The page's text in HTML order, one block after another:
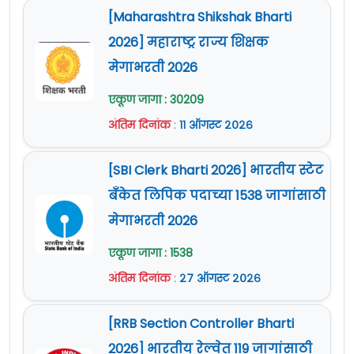
2022 :
या भरतीकरिता अर्ज ऑफलाईन (दिलेल्या
पत्त्यावर) पोस्टाने किंवा समक्ष सादर करावेत.
पत्राद्वारे अर्ज पोहचण्याची अंतिम दिनांक
डिसेंबर २०२२आहे.
अर्जामध्ये माहिती अपूर्ण असल्यास अर्ज अपात्र
अर्जासोबत आवश्यक कागदपत्रे जोडावी.
सविस्तर माहितीसाठी कृपया जाहिरात वाचावी.
अधिक माहितीwww.palghar.gov.in
वर दिलेली आहे.
[Maharashtra Shikshak Bharti
2026] महाराष्ट्र राज्य शिक्षक
मेगाभरती 2026
एकूण जागा : 30209
अंतिम दिनांक: ११ ऑगस्ट २०२६
[SBI Clerk Bharti 2026] भारतीय स्टेट
बँकेत लिपिक पदाच्या 1538 जागांसाठी
मेगाभरती 2026
एकूण जागा : 1538
अंतिम दिनांक: २७ ऑगस्ट २०२६
[RRB Section Controller Bharti
2026] भारतीय रेल्वेत 119 जागांसाठी